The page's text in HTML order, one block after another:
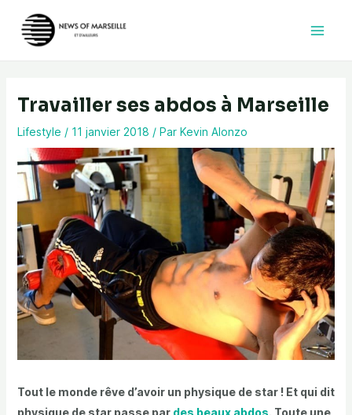
contenu
Travailler ses abdos à Marseille
Lifestyle / 11 janvier 2018 / Par Kevin Alonzo
Tout le monde rêve d’avoir un physique de star ! Et qui dit
physique de star passe par des beaux abdos. Toute une